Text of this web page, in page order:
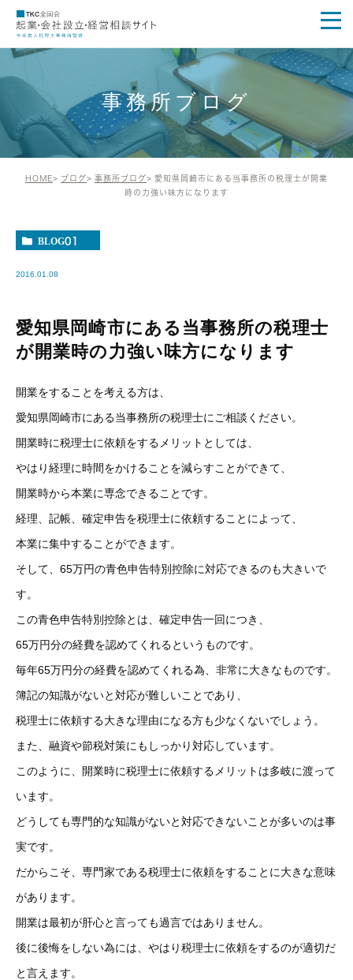
事務所ブログ
HOME ブログ 事務所ブログ
愛知県岡崎市にある当事務所の税理士が開業
時の力強い味方になります
BLOG01
2016.01.08
愛知県岡崎市にある当事務所の税理士
が開業時の力強い味方になります
開業をすることを考える方は、
愛知県岡崎市にある当事務所の税理士にご相談ください。
開業時に税理士に依頼をするメリットとしては、
やはり経理に時間をかけることを減らすことができて、
開業時から本業に専念できることです。
経理、記帳、確定申告を税理士に依頼することによって、
本業に集中することができます。
そして、65万円の青色申告特別控除に対応できるのも大きいで
す。
この青色申告特別控除とは、確定申告一回につき、
65万円分の経費を認めてくれるというものです。
毎年65万円分の経費を認めてくれる為、非常に大きなものです。
簿記の知識がないと対応が難しいことであり、
税理士に依頼する大きな理由になる方も少なくないでしょう。
また、融資や節税対策にもしっかり対応しています。
このように、開業時に税理士に依頼するメリットは多岐に渡って
います。
どうしても専門的な知識がないと対応できないことが多いのは事
実です。
だからこそ、専門家である税理士に依頼をすることに大きな意味
があります。
開業は最初が肝心と言っても過言ではありません。
後に後悔をしない為には、やはり税理士に依頼をするのが適切だ
と言えます。